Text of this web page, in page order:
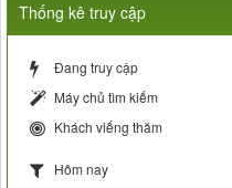
Thống kê truy cập
Đang truy cập
Máy chủ tìm kiếm
Khách viếng thăm
Hôm nay